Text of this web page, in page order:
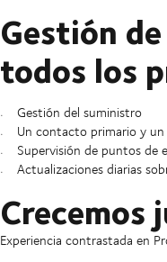
Gestión
todos los
Gestión del suministro
Un contacto primario y
Supervisión de puntos de
Actualizaciones diarias
Crecemos
Experiencia contrastada en